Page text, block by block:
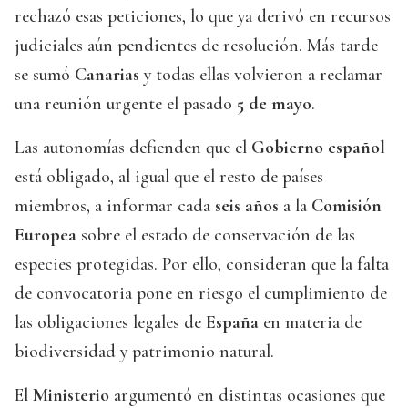
rechazó esas peticiones, lo que ya derivó en recursos
judiciales aún pendientes de resolución. Más tarde
se sumó Canarias y todas ellas volvieron a reclamar
una reunión urgente el pasado 5 de mayo.
Las autonomías defienden que el Gobierno español
está obligado, al igual que el resto de países
miembros, a informar cada seis años a la Comisión
Europea sobre el estado de conservación de las
especies protegidas. Por ello, consideran que la falta
de convocatoria pone en riesgo el cumplimiento de
las obligaciones legales de España en materia de
biodiversidad y patrimonio natural.
El Ministerio argumentó en distintas ocasiones que